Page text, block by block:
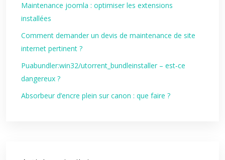
Maintenance joomla : optimiser les extensions
installées
Comment demander un devis de maintenance de site
internet pertinent ?
Puabundler:win32/utorrent_bundleinstaller – est‑ce
dangereux ?
Absorbeur d’encre plein sur canon : que faire ?